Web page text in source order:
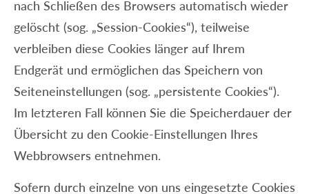
nach Schließen des Browsers automatisch wieder
gelöscht (sog. „Session-Cookies“), teilweise
verbleiben diese Cookies länger auf Ihrem
Endgerät und ermöglichen das Speichern von
Seiteneinstellungen (sog. „persistente Cookies“).
Im letzteren Fall können Sie die Speicherdauer der
Übersicht zu den Cookie-Einstellungen Ihres
Webbrowsers entnehmen.
Sofern durch einzelne von uns eingesetzte Cookies